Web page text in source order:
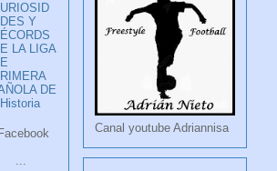
Y
LA LIGA
DE
Canal youtube Adriannisa